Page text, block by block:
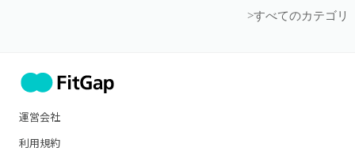
>すべてのカテゴリ
運営会社
利用規約